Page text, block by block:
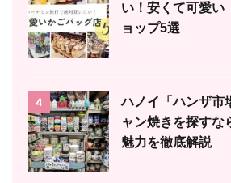
い！安くて可愛い
ョップ5選
4
ハノイ「ハンザ市
ャン焼きを探すな
魅力を徹底解説